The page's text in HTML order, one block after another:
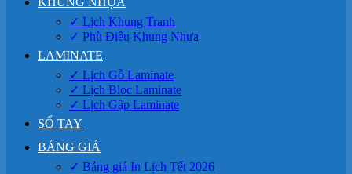
✓ Lịch Khung Tranh
✓ Phù Điêu Khung Nhựa
LAMINATE
✓ Lịch Gỗ Laminate
✓ Lịch Bloc Laminate
✓ Lịch Gập Laminate
SỔ TAY
BẢNG GIÁ
✓ Bảng giá In Lịch Tết 2026